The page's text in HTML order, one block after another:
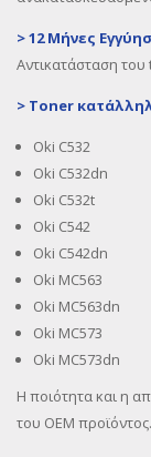
>12 Μήνες
Αντικατάσταση
> Toner
Oki C532
Oki C532dn
Oki C532t
Oki C542
Oki C542dn
Oki MC563
Oki MC563dn
Oki MC573
Oki MC573dn
Η ποιότητα και η
του OEM προϊόντος.